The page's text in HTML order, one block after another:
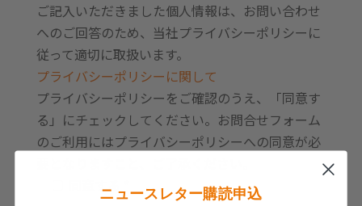
ご記入いただきました個人情報は、お問い合わせ
へのご回答のため、当社プライバシーポリシーに
従って適切に取扱います。
プライバシーポリシーに関して
プライバシーポリシーをご確認のうえ、「同意す
る」にチェックしてください。お問合せフォーム
のご利用にはプライバシーポリシーへの同意が必
同意する *ニュースレター購読申込